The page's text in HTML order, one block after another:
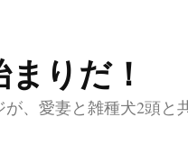
りだ！
、愛妻と雑種犬2頭と